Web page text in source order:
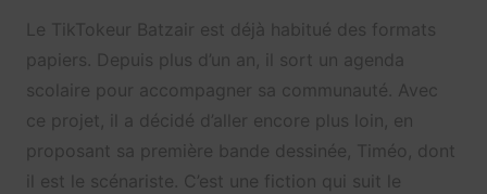
Le TikTokeur Batzair est déjà habitué des formats
papiers. Depuis plus d’un an, il sort un agenda
scolaire pour accompagner sa communauté. Avec
ce projet, il a décidé d’aller encore plus loin, en
proposant sa première bande dessinée, Timéo, dont
il est le scénariste. C’est une fiction qui suit le